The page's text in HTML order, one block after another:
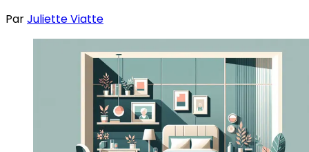
ParJuliette Viatte